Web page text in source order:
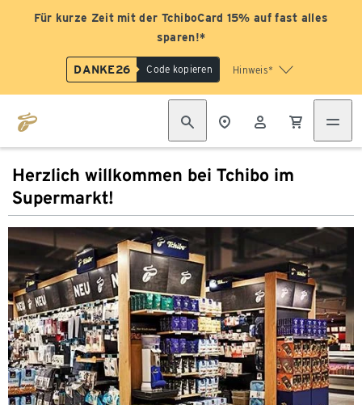
Für kurze Zeit mit der TchiboCard 15% auf fast alles
sparen!*
DANKE26 Code kopieren Hinweis*
Herzlich willkommen bei Tchibo im
Supermarkt!